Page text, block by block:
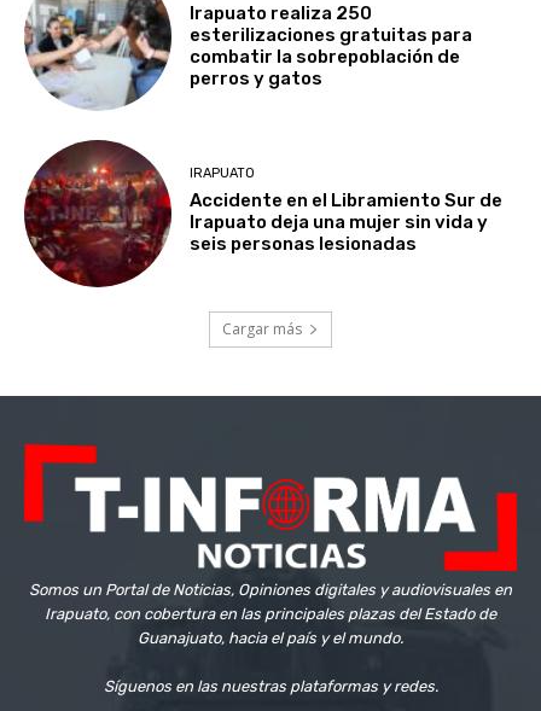
Irapuato realiza 250
esterilizaciones gratuitas para
combatir la sobrepoblación de
perros y gatos
IRAPUATO
Accidente en el Libramiento Sur de
Irapuato deja una mujer sin vida y
seis personas lesionadas
Cargar más
Somos un Portal de Noticias, Opiniones digitales y audiovisuales en
Irapuato, con cobertura en las principales plazas del Estado de
Guanajuato, hacia el país y el mundo.
Síguenos en las nuestras plataformas y redes.